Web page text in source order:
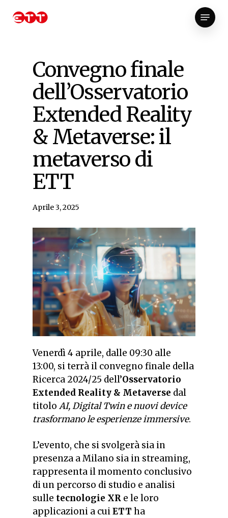
Menu
Convegno finale
dell’Osservatorio
Extended Reality
& Metaverse: il
metaverso di
ETT
Aprile 3, 2025
Venerdì 4 aprile, dalle 09:30 alle
13:00, si terrà il convegno finale della
Ricerca 2024/25 dell’Osservatorio
Extended Reality & Metaverse dal
titolo AI, Digital Twin e nuovi device
trasformano le esperienze immersive.
L’evento, che si svolgerà sia in
presenza a Milano sia in streaming,
rappresenta il momento conclusivo
di un percorso di studio e analisi
sulle tecnologie XR e le loro
applicazioni a cuiETT ha